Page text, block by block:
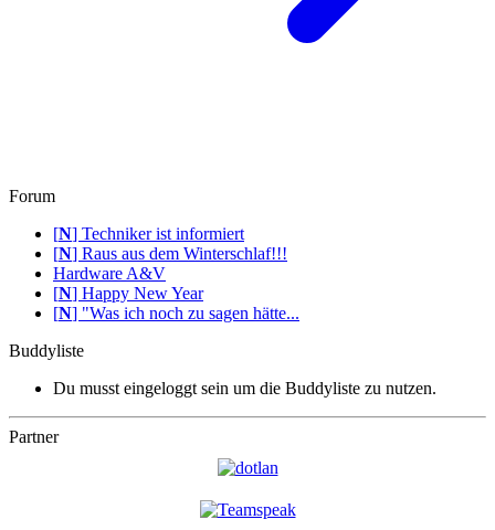
Forum
[N] Techniker ist informiert
[N] Raus aus dem Winterschlaf!!!
Hardware A&V
[N] Happy New Year
[N] "Was ich noch zu sagen hätte...
Buddyliste
Du musst eingeloggt sein um die Buddyliste zu nutzen.
Partner